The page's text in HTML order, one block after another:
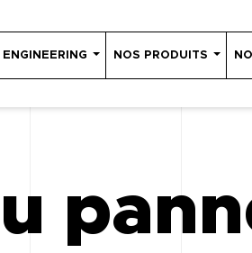
NOS PRODUITS